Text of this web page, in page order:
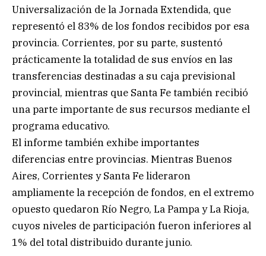
Universalización de la Jornada Extendida, que
representó el 83% de los fondos recibidos por esa
provincia. Corrientes, por su parte, sustentó
prácticamente la totalidad de sus envíos en las
transferencias destinadas a su caja previsional
provincial, mientras que Santa Fe también recibió
una parte importante de sus recursos mediante el
programa educativo.
El informe también exhibe importantes
diferencias entre provincias. Mientras Buenos
Aires, Corrientes y Santa Fe lideraron
ampliamente la recepción de fondos, en el extremo
opuesto quedaron Río Negro, La Pampa y La Rioja,
cuyos niveles de participación fueron inferiores al
1% del total distribuido durante junio.